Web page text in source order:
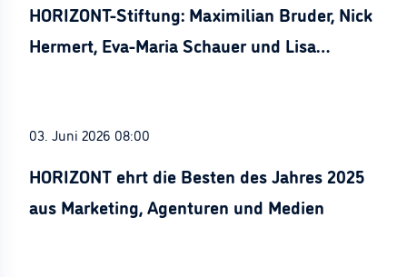
HORIZONT-Stiftung: Maximilian Bruder, Nick
Hermert, Eva-Maria Schauer und Lisa
03. Juni 2026 08:00
HORIZONT ehrt die Besten des Jahres 2025
aus Marketing, Agenturen und Medien